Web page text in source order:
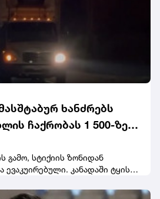
ხანძრებს
ჩაქრობას 1 500-ზე
ცდილობს
გამო, სტიქიის ზონიდან
ევაკუირებული. კანადაში ტყის
ელექტროენერგიის